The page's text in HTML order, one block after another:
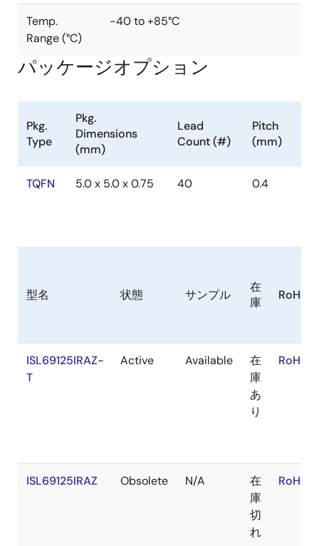
Temp.
Range (°C)
-40 to +85°C
パッケージオプション
Pkg.
Type
Pkg.
Dimensions
(mm)
Lead
Count (#)
Pitch
(mm)
TQFN 5.0 x 5.0 x 0.75 40 0.4
型名 状態 サンプル
在
庫
RoHS
ISL69125IRAZ-
T
Active Available
在
庫
あ
り
ISL69125IRAZ Obsolete N/A
在
庫
切
れ